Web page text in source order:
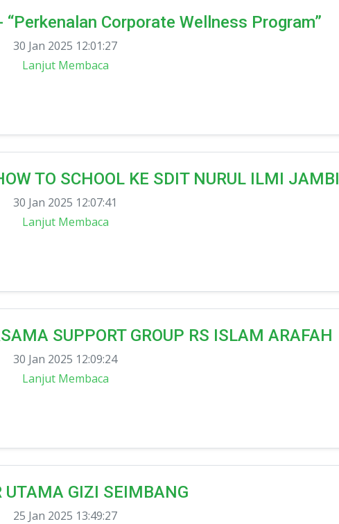
“Perkenalan Corporate Wellness Program”
30 Jan 2025 12:01:27
Lanjut Membaca
TO SCHOOL KE SDIT NURUL ILMI JAMBI
30 Jan 2025 12:07:41
Lanjut Membaca
SUPPORT GROUP RS ISLAM ARAFAH
30 Jan 2025 12:09:24
Lanjut Membaca
UTAMA GIZI SEIMBANG
25 Jan 2025 13:49:27